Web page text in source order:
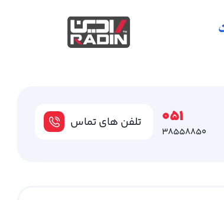
تلفن های تماس 051
38558850